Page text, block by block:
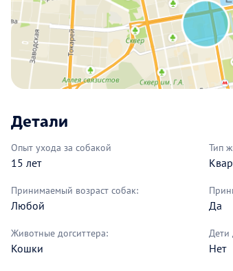
Детали
Опыт ухода за собакой
15 лет
Тип
Принимаемый возраст собак:
Любой Да
Животные догситтера:
Кошки
Дети
Нет